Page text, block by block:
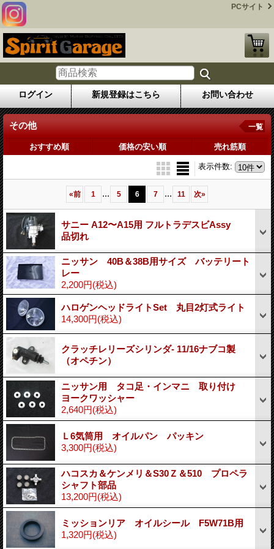
PCサイト
ログイン 新規登録はこちら お問い合わせ
その他 一覧
おすすめ順 価格の安い順 売れ筋順
表示件数:
«前 1 ... 5 6 7 ... 11 次»
サニー A12〜A15用 フルトラデスビAssy
品切れ
ニッサン 40B＆38B用サイズ バッテリート
レー
2,200円(税込)
ハロゲンヘッドライトSet 丸目2灯式ライト
14,300円(税込)
クラッチレリーズシリンダ- 11/16ナブコ製
（オペチン）
ニッサン用 タコ足・インマニ 取り付け
ヨークワッシャー
2,640円(税込)
Ｌ6気筒用 オイルパン パッキン
3,300円(税込)
ハコスカ＆ケンメリ＆S30Ｚ＆510 プロペラ
シャフト部品
13,200円(税込)
ミッションリア オイルシール F5W71B用
1,320円(税込)